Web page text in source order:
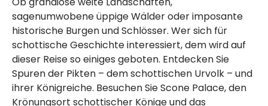
sagenumwobene üppige Wälder oder imposante
historische Burgen und Schlösser. Wer sich für
schottische Geschichte interessiert, dem wird auf
dieser Reise so einiges geboten. Entdecken Sie
Spuren der Pikten – dem schottischen Urvolk – und
ihrer Königreiche. Besuchen Sie Scone Palace, den
Krönungsort schottischer Könige und das